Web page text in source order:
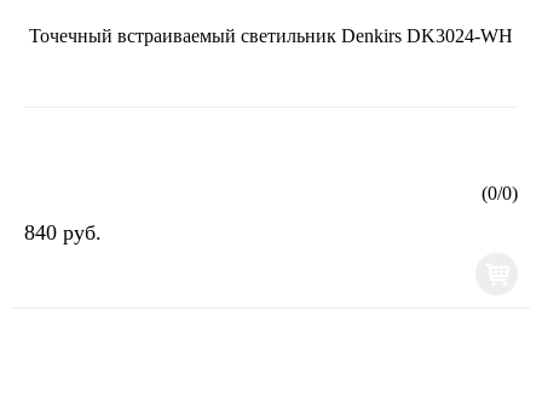
Точечный встраиваемый светильник Denkirs DK3024-WH
(0/0)
840 руб.